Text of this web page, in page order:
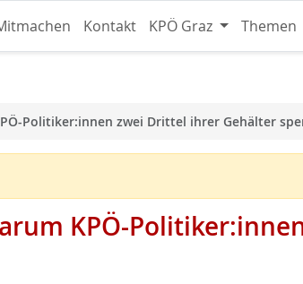
Kontakt KPÖ Graz Themen
Politiker:innen zwei Drittel ihrer Gehälter
KPÖ-